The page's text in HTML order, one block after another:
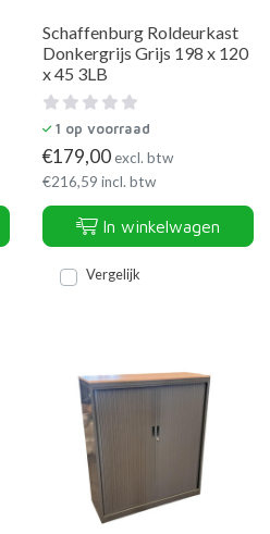
Schaffenburg Roldeurkast
Donkergrijs Grijs 198 x 120
x 45 3LB
1 op voorraad
€179,00excl. btw
€216,59 incl. btw
In winkelwagen
Vergelijk